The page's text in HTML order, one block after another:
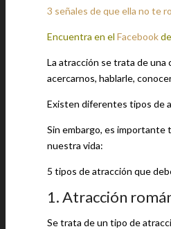
3 señales de que ella no te
Encuentra en el Facebook
La atracción se trata de una
acercarnos, hablarle,
Existen diferentes tipos de
Sin embargo, es importante
nuestra vida:
5 tipos de atracción que
1. Atracción
Se trata de un tipo de